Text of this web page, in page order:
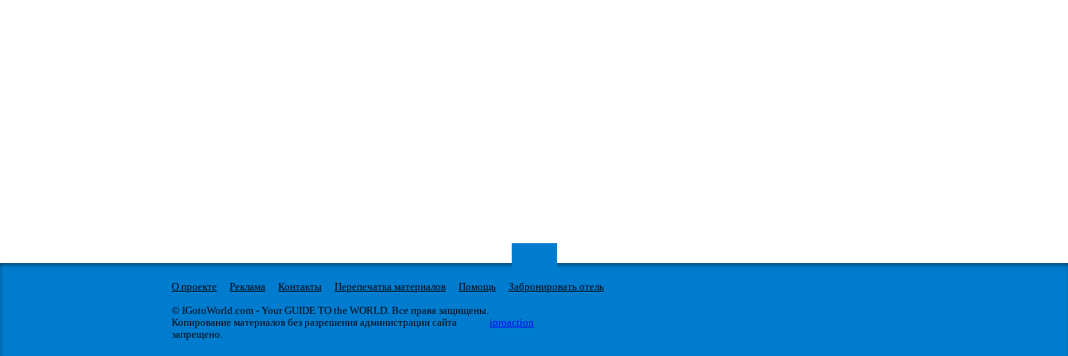
О проекте Реклама Контакты Перепечатка материалов Помощь
Забронировать отель
© IGotoWorld.com - Your GUIDE TO the WORLD. Все права защищены.
Копирование материалов без разрешения администрации сайта
запрещено.
iproaction